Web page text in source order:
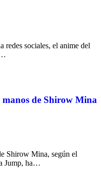
redes sociales, el anime del
de Shirow Mina
Shirow Mina, según el
Jump, ha…